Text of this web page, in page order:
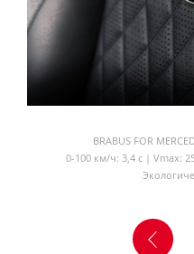
BRABUS FOR
0-100 км/ч: 3,4 с | Vmax: